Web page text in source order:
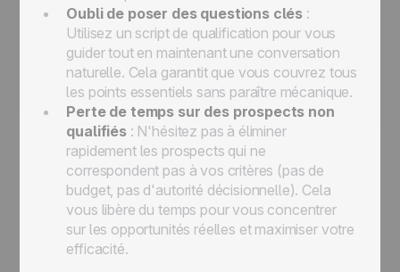
Oubli de poser des questions clés :
Utilisez un script de qualification pour vous
guider tout en maintenant une conversation
naturelle. Cela garantit que vous couvrez tous
les points essentiels sans paraître mécanique.
Perte de temps sur des prospects non
qualifiés: N'hésitez pas à éliminer
rapidement les prospects qui ne
correspondent pas à vos critères (pas de
budget, pas d'autorité décisionnelle). Cela
vous libère du temps pour vous concentrer
sur les opportunités réelles et maximiser votre
efficacité.